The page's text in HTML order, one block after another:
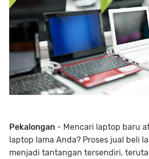
Pekalongan - Mencari laptop baru
laptop lama Anda? Proses jual beli
menjadi tantangan tersendiri,